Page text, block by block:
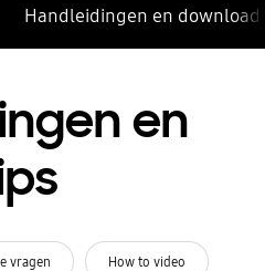
Handleidingen en
en
vragen How to video